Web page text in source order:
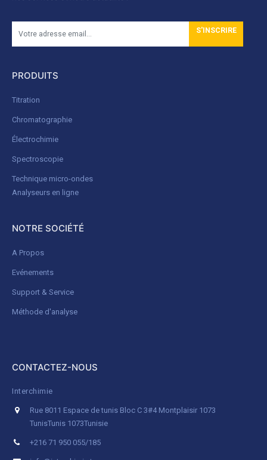
S'INSCRIRE
PRODUITS
Titration
Chromatographie
Électrochimie
Spectroscopie
Technique micro-ondes
Analyseurs en ligne
NOTRE SOCIÉTÉ
A Propos
Evénements
Support & Service
Méthode d'analyse
CONTACTEZ-NOUS
Interchimie
Rue 8011 Espace de tunis Bloc C 3#4 Montplaisir 1073
TunisTunis 1073Tunisie
+216 71 950 055/185